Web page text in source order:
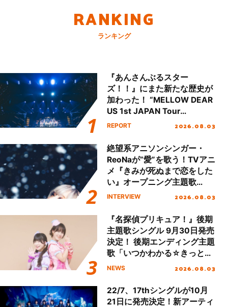
RANKING
ランキング
『あんさんぶるスター
ズ！！』にまた新たな歴史が
加わった！ “MELLOW DEAR
US 1st JAPAN Tour
Final「NICE to meet YOU
ート!!
REPORT 2026.08.03
絶望系アニソンシンガー・
ReoNaが“愛”を歌う！TVアニ
メ『きみが死ぬまで恋をした
い』オープニング主題歌
「Amore」インタビュー
INTERVIEW 2026.08.03
『名探偵プリキュア！』後期
主題歌シングル 9月30日発売
決定！ 後期エンディング主題
歌「いつかわかる☆きっとあ
える」TVサイズ先行配信開
NEWS 2026.08.03
22/7、17thシングルが10月
21日に発売決定！新アーティ